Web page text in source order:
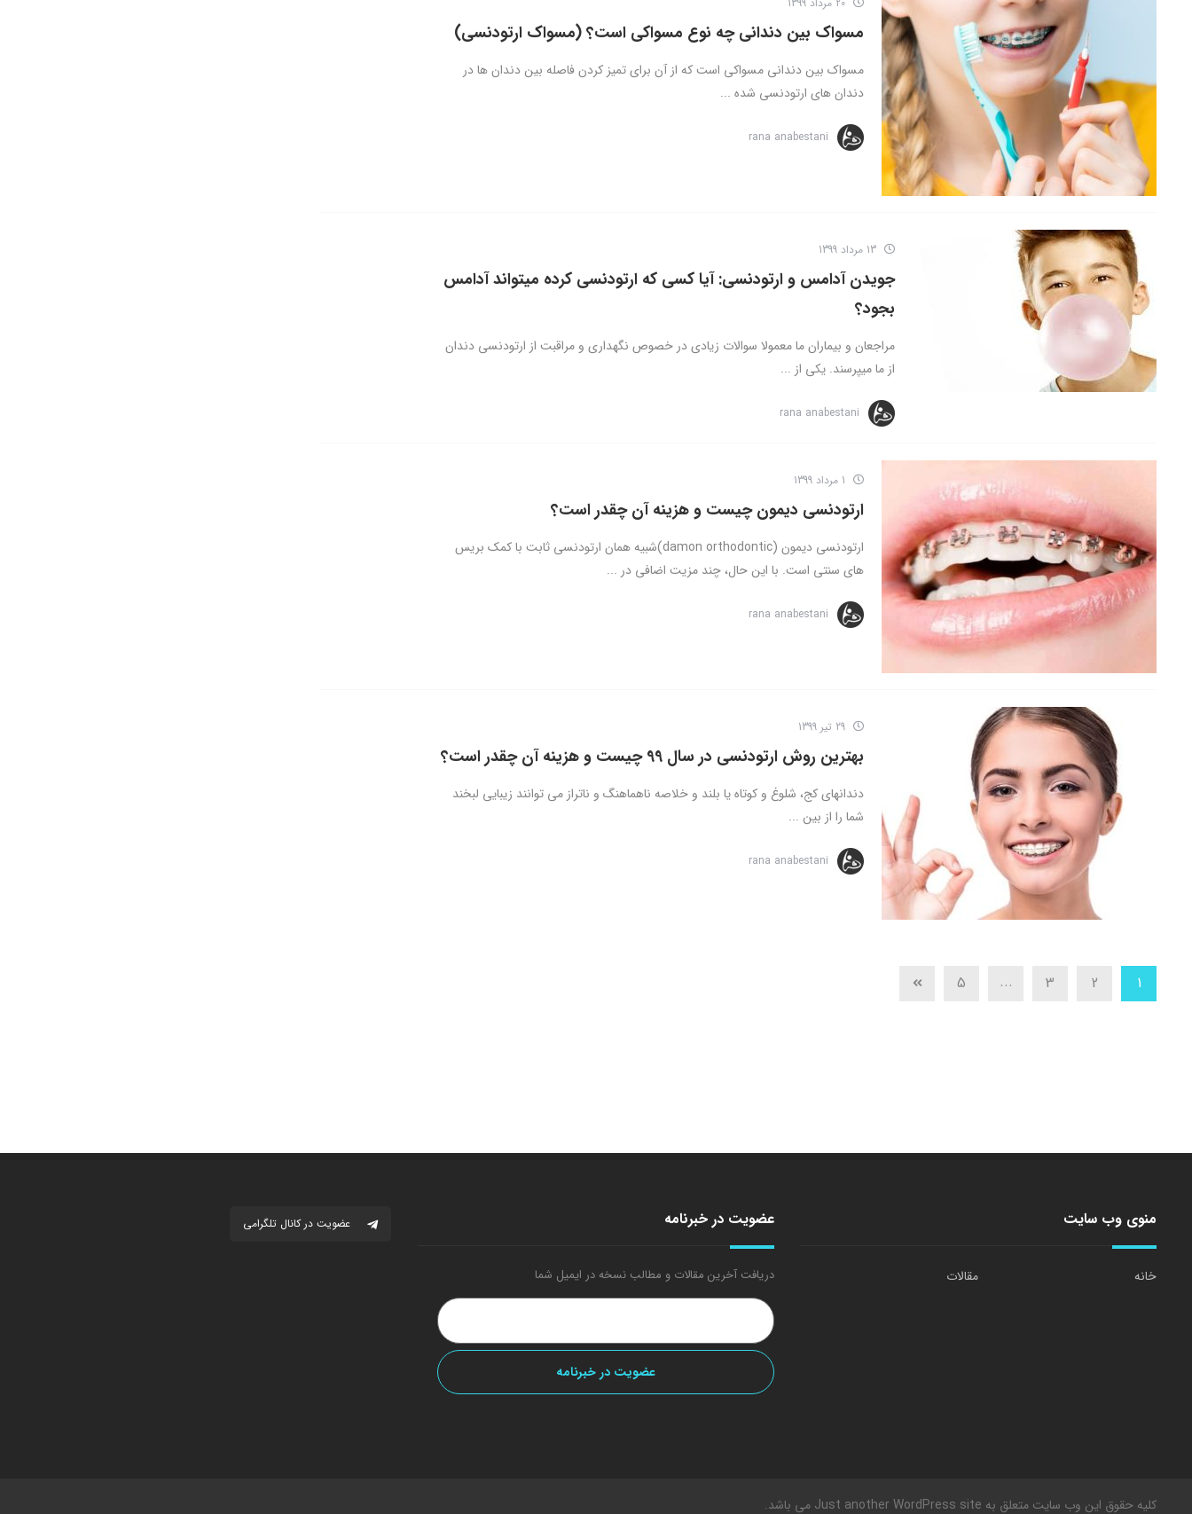
مسواک بین دندانی چه نوع مسواکی است؟ (مسواک ارتودنسی)
مسواک بین دندانی مسواکی است که از آن برای تمیز کردن فاصله بین دندان ها در
دندان های ارتودنسی شده ...
rana anabestani
جویدن آدامس و ارتودنسی: آیا کسی که ارتودنسی کرده میتواند آدامس
بجود؟
مراجعان و بیماران ما معمولا سوالات زیادی در خصوص نگهداری و مراقبت از ارتودنسی دندان
از ما میپرسند. یکی از ...
rana anabestani
ارتودنسی دیمون چیست و هزینه آن چقدر است؟
ارتودنسی دیمون (damon orthodontic)شبیه همان ارتودنسی ثابت با کمک بریس
های سنتی است. با این حال، چند مزیت اضافی در ...
rana anabestani
بهترین روش ارتودنسی در سال 99 چیست و هزینه آن چقدر است؟
دندانهای کج، شلوغ و کوتاه یا بلند و خلاصه ناهماهنگ و ناتراز می توانند زیبایی لبخند
شما را از بین ...
rana anabestani
1
2
3
...
5
منوی وب سایت
خانه مقالات
عضویت در خبرنامه
دریافت آخرین مقالات و مطالب نسخه در ایمیل شما
عضویت در کانال تلگرامی
کلیه حقوق این وب سایت متعلق به Just another WordPress site می باشد.